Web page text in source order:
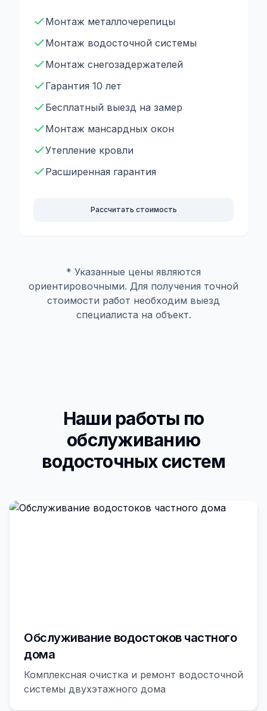
Монтаж металлочерепицы
Монтаж водосточной системы
Монтаж снегозадержателей
Гарантия 10 лет
Бесплатный выезд на замер
Монтаж мансардных окон
Утепление кровли
Расширенная гарантия
Рассчитать стоимость
* Указанные цены являются
ориентировочными. Для получения точной
стоимости работ необходим выезд
специалиста на объект.
Наши работы по
обслуживанию
водосточных систем
Обслуживание водостоков частного
дома
Комплексная очистка и ремонт водосточной
системы двухэтажного дома